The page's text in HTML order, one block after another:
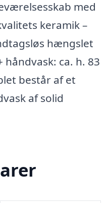
med
keramik –
hængslet
håndvask: ca. h. 83
består af et
af solid